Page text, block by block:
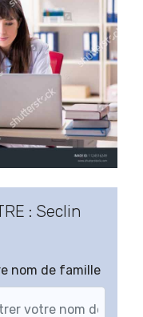
: Seclin
nom de famille